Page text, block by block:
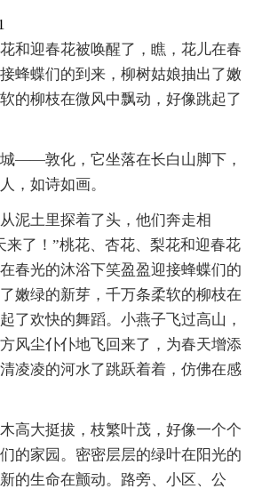
和迎春花被唤醒了，瞧，花儿在春
蜂蝶们的到来，柳树姑娘抽出了嫩
的柳枝在微风中飘动，好像跳起了
——敦化，它坐落在长白山脚下，
，如诗如画。
泥土里探着了头，他们奔走相
来了！”桃花、杏花、梨花和迎春花
春光的沐浴下笑盈盈迎接蜂蝶们的
嫩绿的新芽，千万条柔软的柳枝在
了欢快的舞蹈。小燕子飞过高山，
风尘仆仆地飞回来了，为春天增添
凌凌的河水了跳跃着着，仿佛在感
高大挺拔，枝繁叶茂，好像一个个
的家园。密密层层的绿叶在阳光的
的生命在颤动。路旁、小区、公